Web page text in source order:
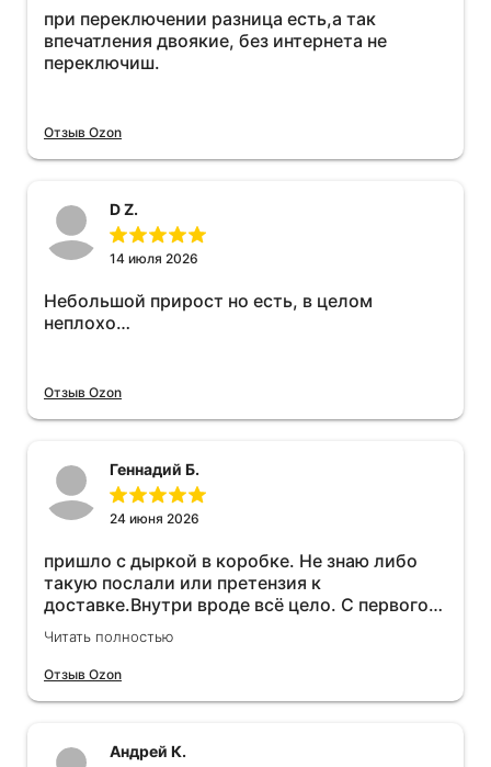
при переключении разница есть,а так
впечатления двоякие, без интернета не
переключиш.
Отзыв Ozon
D Z.
14 июля 2026
Небольшой прирост но есть, в целом
неплохо…
Отзыв Ozon
Геннадий Б.
24 июня 2026
пришло с дыркой в коробке. Не знаю либо
такую послали или претензия к
доставке.Внутри вроде всё цело. С первого
раза установить не получается не знаю
может интернет дурит. Четыре звёзды за
упаковку с дыркой.Как опробую дополню
всё установилось по работе устройства
Читать полностью
Отзыв Ozon
Андрей К.